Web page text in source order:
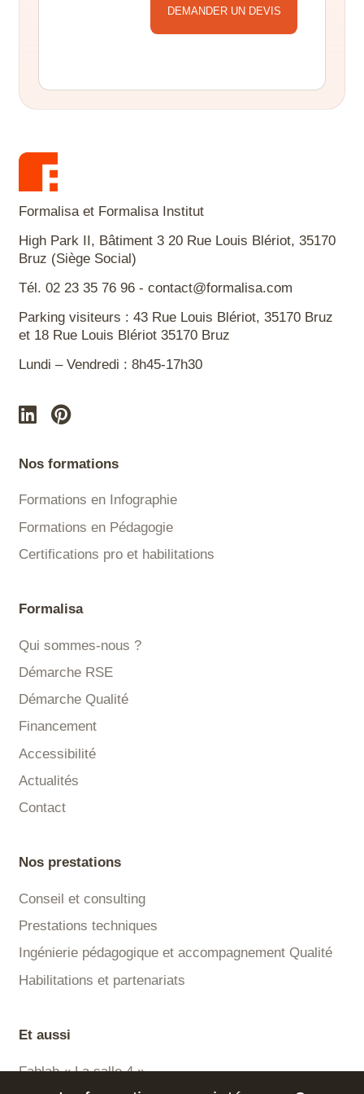
Formalisa et Formalisa Institut
High Park II, Bâtiment 3 20 Rue Louis Blériot, 35170
Bruz (Siège Social)
Tél. 02 23 35 76 96 - contact@formalisa.com
Parking visiteurs : 43 Rue Louis Blériot, 35170 Bruz
et 18 Rue Louis Blériot 35170 Bruz
Lundi – Vendredi : 8h45-17h30
Nos formations
Formations en Infographie
Formations en Pédagogie
Certifications pro et habilitations
Formalisa
Qui sommes-nous ?
Démarche RSE
Démarche Qualité
Financement
Accessibilité
Actualités
Contact
Nos prestations
Conseil et consulting
Prestations techniques
Ingénierie pédagogique et accompagnement Qualité
Habilitations et partenariats
Et aussi
Fablab « La salle 4 »